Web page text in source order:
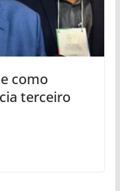
como
terceiro